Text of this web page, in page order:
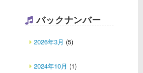
バックナンバー
2026年3月 (5)
2024年10月 (1)